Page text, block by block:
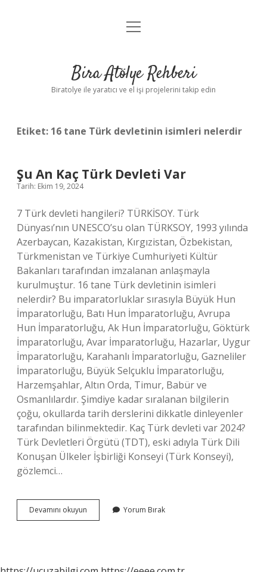
Anasayfa
Yasal Uyarı
menüyü
Bira Atölye Rehberi
Biratolye ile yaratıcı ve el işi projelerini takip edin
Etiket: 16 tane Türk devletinin isimleri nelerdir
Şu An Kaç Türk Devleti Var
Tarih: Ekim 19, 2024
7 Türk devleti hangileri? TÜRKİSOY. Türk
Dünyası’nın UNESCO’su olan TÜRKSOY, 1993 yılında
Azerbaycan, Kazakistan, Kırgızistan, Özbekistan,
Türkmenistan ve Türkiye Cumhuriyeti Kültür
Bakanları tarafından imzalanan anlaşmayla
kurulmuştur. 16 tane Türk devletinin isimleri
nelerdir? Bu imparatorluklar sırasıyla Büyük Hun
İmparatorluğu, Batı Hun İmparatorluğu, Avrupa
Hun İmparatorluğu, Ak Hun İmparatorluğu, Göktürk
İmparatorluğu, Avar İmparatorluğu, Hazarlar, Uygur
İmparatorluğu, Karahanlı İmparatorluğu, Gazneliler
İmparatorluğu, Büyük Selçuklu İmparatorluğu,
Harzemşahlar, Altın Orda, Timur, Babür ve
Osmanlılardır. Şimdiye kadar sıralanan bilgilerin
çoğu, okullarda tarih derslerini dikkatle dinleyenler
tarafından bilinmektedir. Kaç Türk devleti var 2024?
Türk Devletleri Örgütü (TDT), eski adıyla Türk Dili
Konuşan Ülkeler İşbirliği Konseyi (Türk Konseyi),
gözlemci…
Devamını okuyun
An
Yorum Bırak